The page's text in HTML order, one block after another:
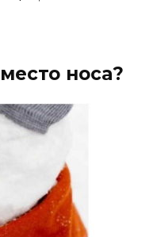
носа?